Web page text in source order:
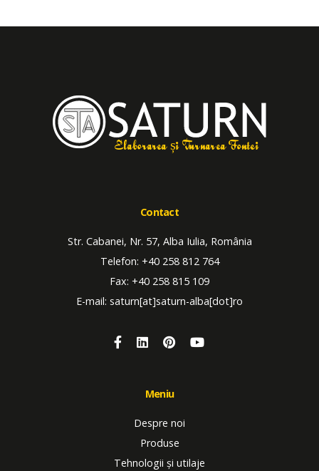
Elaborarea și Turnarea Fontei
Contact
Str. Cabanei, Nr. 57, Alba Iulia, România
Telefon: +40 258 812 764
Fax: +40 258 815 109
E-mail: saturn[at]saturn-alba[dot]ro
Meniu
Despre noi
Produse
Tehnologii și utilaje